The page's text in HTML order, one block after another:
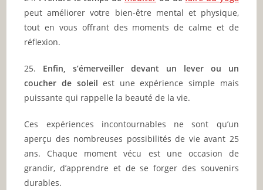
peut améliorer votre bien-être mental et physique,
tout en vous offrant des moments de calme et de
réflexion.
25. Enfin, s’émerveiller devant un lever ou un
coucher de soleil est une expérience simple mais
puissante qui rappelle la beauté de la vie.
Ces expériences incontournables ne sont qu’un
aperçu des nombreuses possibilités de vie avant 25
ans. Chaque moment vécu est une occasion de
grandir, d’apprendre et de se forger des souvenirs
durables.